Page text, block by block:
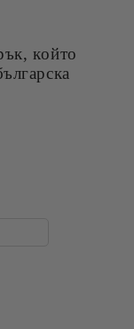
който